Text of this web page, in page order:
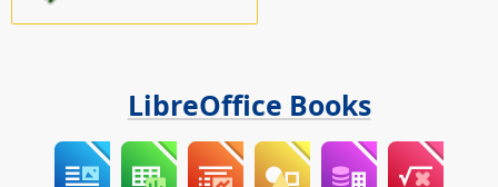
LibreOffice Books